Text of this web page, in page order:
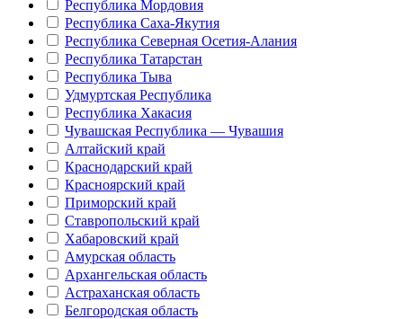
Республика Мордовия
Республика Саха-Якутия
Республика Северная Осетия-Алания
Республика Татарстан
Республика Тыва
Удмуртская Республика
Республика Хакасия
Чувашская Республика — Чувашия
Алтайский край
Краснодарский край
Красноярский край
Приморский край
Ставропольский край
Хабаровский край
Амурская область
Архангельская область
Астраханская область
Белгородская область